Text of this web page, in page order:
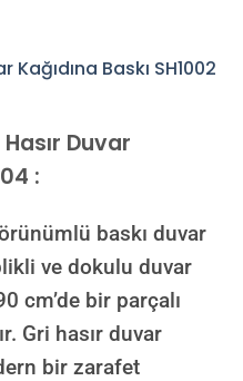
Duvar
:
baskı duvar
ve dokulu duvar
cm’de bir parçalı
Gri hasır duvar
bir zarafet